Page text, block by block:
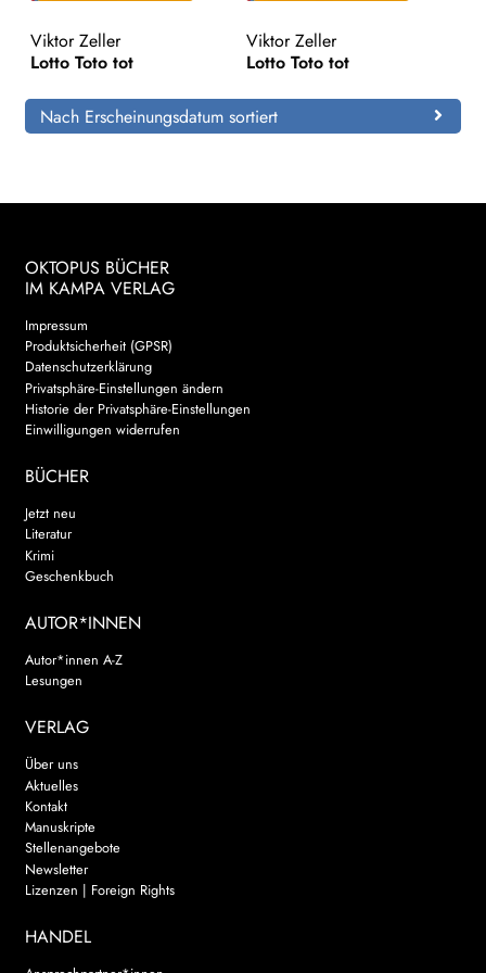
Viktor Zeller
Lotto Toto tot
Viktor Zeller
Lotto Toto tot
Nach Erscheinungsdatum sortiert
OKTOPUS BÜCHER
IM KAMPA VERLAG
Impressum
Produktsicherheit (GPSR)
Datenschutzerklärung
Privatsphäre-Einstellungen ändern
Historie der Privatsphäre-Einstellungen
Einwilligungen widerrufen
BÜCHER
Jetzt neu
Literatur
Krimi
Geschenkbuch
AUTOR*INNEN
Autor*innen A-Z
Lesungen
VERLAG
Über uns
Aktuelles
Kontakt
Manuskripte
Stellenangebote
Newsletter
Lizenzen | Foreign Rights
HANDEL